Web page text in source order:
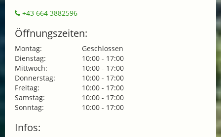
+43 664 3882596
Öffnungszeiten:
Montag:
Geschlossen
Dienstag:
10:00 - 17:00
Mittwoch:
10:00 - 17:00
Donnerstag:
10:00 - 17:00
Freitag:
10:00 - 17:00
Samstag:
10:00 - 17:00
Sonntag:
10:00 - 17:00
Infos: